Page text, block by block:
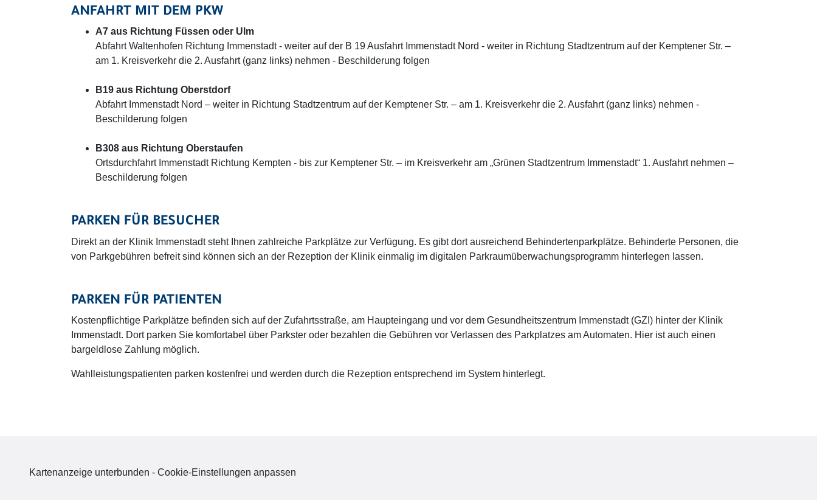
ANFAHRT MIT DEM PKW
A7 aus Richtung Füssen oder Ulm
Abfahrt Waltenhofen Richtung Immenstadt - weiter auf der B 19 Ausfahrt Immenstadt Nord - weiter in Richtung Stadtzentrum auf der Kemptener Str. –
am 1. Kreisverkehr die 2. Ausfahrt (ganz links) nehmen - Beschilderung folgen
B19 aus Richtung Oberstdorf
Abfahrt Immenstadt Nord – weiter in Richtung Stadtzentrum auf der Kemptener Str. – am 1. Kreisverkehr die 2. Ausfahrt (ganz links) nehmen -
Beschilderung folgen
B308 aus Richtung Oberstaufen
Ortsdurchfahrt Immenstadt Richtung Kempten - bis zur Kemptener Str. – im Kreisverkehr am „Grünen Stadtzentrum Immenstadt“ 1. Ausfahrt nehmen –
Beschilderung folgen
PARKEN FÜR BESUCHER
Direkt an der Klinik Immenstadt steht Ihnen zahlreiche Parkplätze zur Verfügung. Es gibt dort ausreichend Behindertenparkplätze. Behinderte Personen, die
von Parkgebühren befreit sind können sich an der Rezeption der Klinik einmalig im digitalen Parkraumüberwachungsprogramm hinterlegen lassen.
PARKEN FÜR PATIENTEN
Kostenpflichtige Parkplätze befinden sich auf der Zufahrtsstraße, am Haupteingang und vor dem Gesundheitszentrum Immenstadt (GZI) hinter der Klinik
Immenstadt. Dort parken Sie komfortabel über Parkster oder bezahlen die Gebühren vor Verlassen des Parkplatzes am Automaten. Hier ist auch einen
bargeldlose Zahlung möglich.
Wahlleistungspatienten parken kostenfrei und werden durch die Rezeption entsprechend im System hinterlegt.
Kartenanzeige unterbunden - Cookie-Einstellungen anpassen